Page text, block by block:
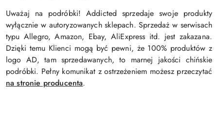
Uważaj na podróbki! Addicted sprzedaje swoje produkty
wyłącznie w autoryzowanych sklepach. Sprzedaż w serwisach
typu Allegro, Amazon, Ebay, AliExpress itd. jest zakazana.
Dzięki temu Klienci mogą być pewni, że 100% produktów z
logo AD, tam sprzedawanych, to marnej jakości chińskie
podróbki. Pełny komunikat z ostrzeżeniem możesz przeczytać
na stronie producenta.